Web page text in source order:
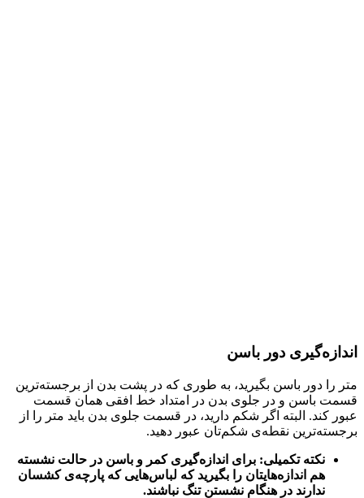
اندازه‌گیری دور باسن
متر را دور باسن بگیرید، به‌ طوری که در پشت بدن از برجسته‌ترین
قسمت باسن و در جلوی بدن در امتداد خط افقی همان قسمت
عبور کند. البته اگر شکم دارید، در قسمت جلوی بدن باید متر را از
برجسته‌ترین نقطه‌ی شکم‌تان عبور دهید.
نکته تکمیلی: برای اندازه‌گیری کمر و باسن در حالت نشسته
هم اندازه‌هایتان را بگیرید که لباس‌هایی که پارچه‌ی کشسان
ندارند در هنگام نشستن تنگ نباشند.